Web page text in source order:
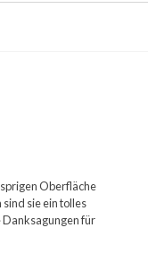
Oberfläche
sie ein tolles
Danksagungen für